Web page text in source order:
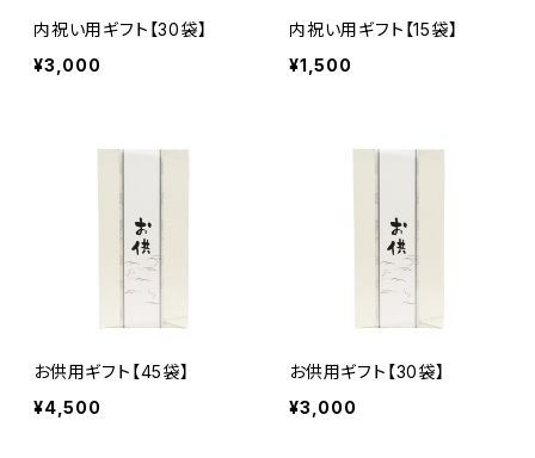
内祝い用ギフト【30袋】
¥3,000
内祝い用ギフト【15袋】
¥1,500
お供用ギフト【45袋】
¥4,500
お供用ギフト【30袋】
¥3,000